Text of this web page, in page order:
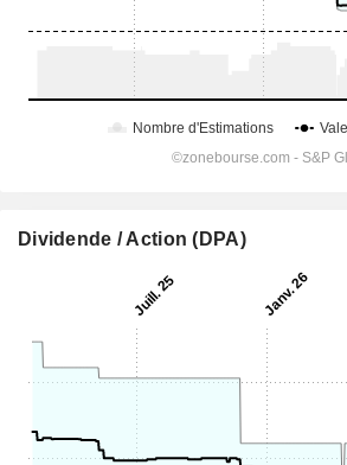
Dividende / Action (DPA)